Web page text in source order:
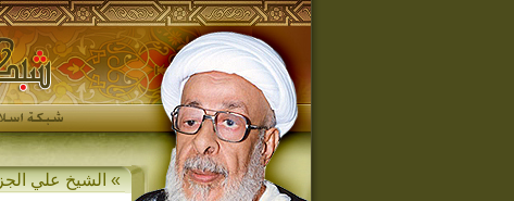
»الشيخ علي